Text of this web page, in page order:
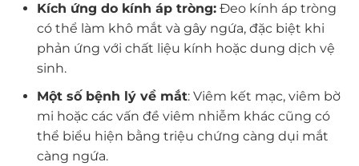
Kích ứng do kính áp tròng:Đeo kính áp tròng
có thể làm khô mắt và gây ngứa, đặc biệt khi
phản ứng với chất liệu kính hoặc dung dịch vệ
sinh.
Một số bệnh lý về mắt: Viêm kết mạc, viêm bờ
mi hoặc các vấn đề viêm nhiễm khác cũng có
thể biểu hiện bằng triệu chứng càng dụi mắt
càng ngứa.